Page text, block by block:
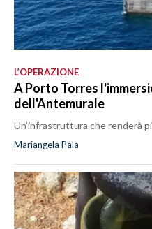
L’OPERAZIONE
A Porto Torres
dell'Antemurale
Un’infrastruttura che renderà
Mariangela Pala